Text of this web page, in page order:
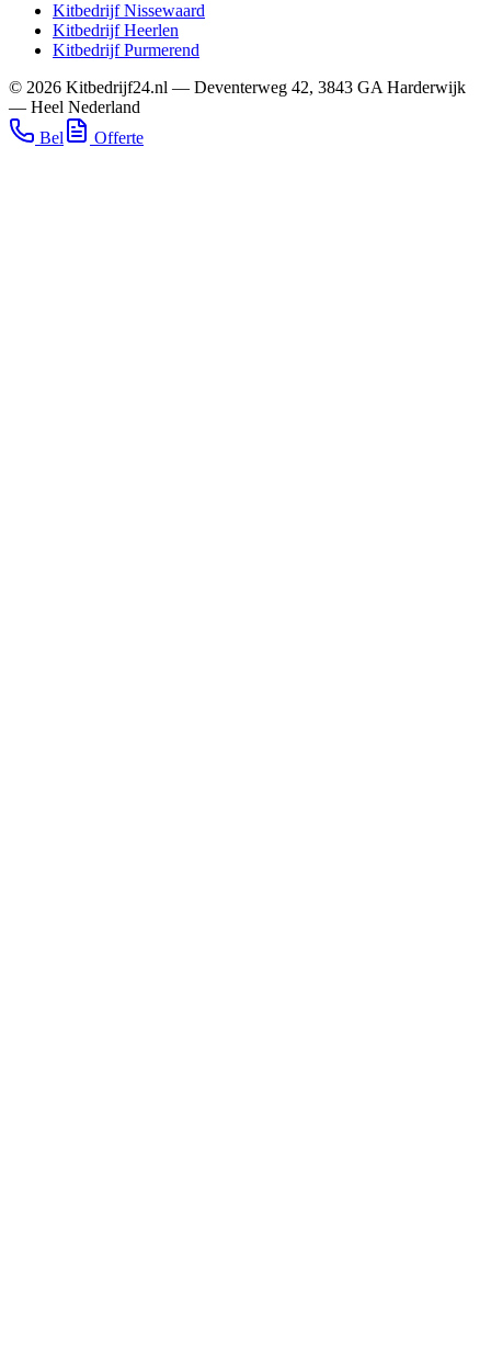
KitbedrijfNissewaard
KitbedrijfHeerlen
KitbedrijfPurmerend
© 2026 Kitbedrijf24.nl — Deventerweg 42, 3843 GA Harderwijk
— Heel Nederland
Bel
Offerte